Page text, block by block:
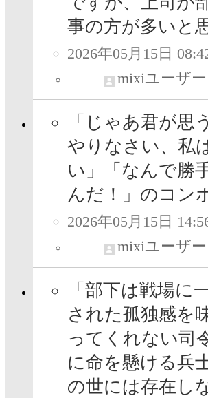
事の方が多いと
2026年05月15日
mixiユーザー
「じゃあ君が思
やりなさい、私
い」「なんで勝
んだ！」のコン
2026年05月15日
mixiユーザー
「部下は戦場に
された孤独感を
ってくれない司
に命を懸ける兵
の世には存在し